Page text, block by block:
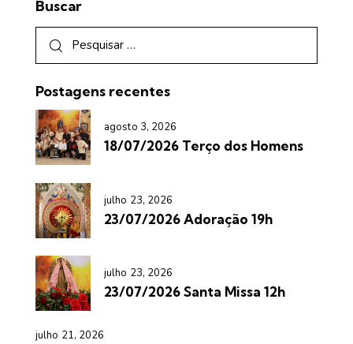
Buscar
Postagens recentes
agosto 3, 2026
18/07/2026 Terço dos Homens
julho 23, 2026
23/07/2026 Adoração 19h
julho 23, 2026
23/07/2026 Santa Missa 12h
julho 21, 2026